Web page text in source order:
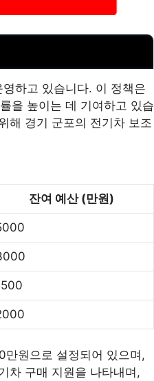
하고 있습니다. 이 정책은
을 높이는 데 기여하고 있습
해 경기 군포의 전기차 보조
잔여 예산 (만원)
원으로 설정되어 있으며,
차 구매 지원을 나타내며,